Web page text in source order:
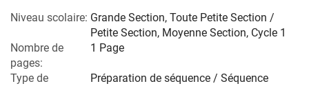
Niveau scolaire: Grande Section, Toute Petite Section /
Petite Section, Moyenne Section, Cycle 1
Nombre de
pages:
1 Page
Type de
Préparation de séquence / Séquence